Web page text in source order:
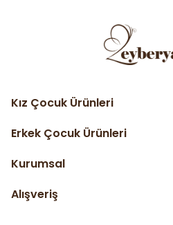
Kız Çocuk Ürünleri
Erkek Çocuk Ürünleri
Kurumsal
Alışveriş